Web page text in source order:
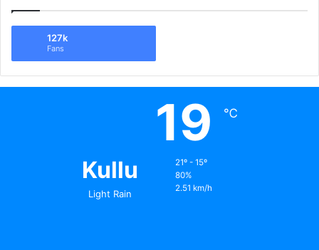
127k
Fans
Kullu
Light Rain
19 ℃
21º - 15º
80%
2.51 km/h